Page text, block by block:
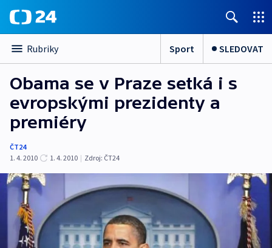
Rubriky Sport SLEDOVAT
Obama se v Praze setká i s
evropskými prezidenty a
premiéry
ČT24
1. 4. 2010
1. 4. 2010 | Zdroj: ČT24